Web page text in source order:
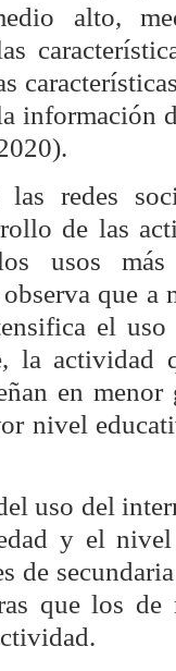
alto,
información
redes
de las
usos
que a
el
la actividad
en
nivel
uso del
y el
de
que los